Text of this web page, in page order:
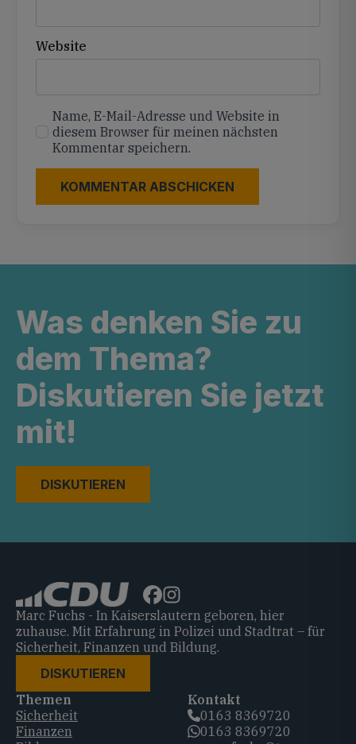
Website
Name, E-Mail-Adresse und Website in
diesem Browser für meinen nächsten
Kommentar speichern.
Was denken Sie zu
dem Thema?
Diskutieren Sie jetzt
mit!
DISKUTIEREN
Marc Fuchs - In Kaiserslautern geboren, hier
zuhause. Mit Erfahrung in Polizei und Stadtrat – für
Sicherheit, Finanzen und Bildung.
DISKUTIEREN
Themen
Sicherheit
Finanzen
Kontakt
0163 8369720‬
0163 8369720‬